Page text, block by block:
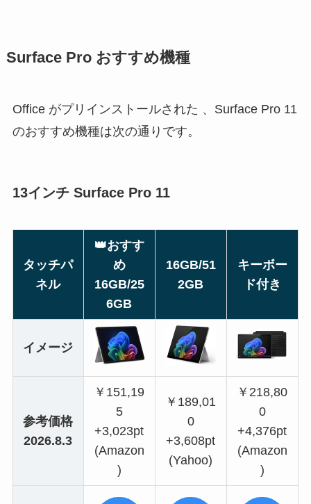
Surface Pro おすすめ機種
Office がプリインストールされた 、Surface Pro 11
のおすすめ機種は次の通りです。
13インチ Surface Pro 11
タッチパ
ネル
👑おすす
め
16GB/25
6GB
16GB/51
2GB
キーボー
ド付き
イメージ
参考価格
2026.8.3
￥151,19
5
+3,023pt
(Amazon
)
￥189,01
0
+3,608pt
(Yahoo)
￥218,80
0
+4,376pt
(Amazon
)